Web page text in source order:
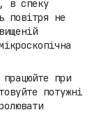
в спеку
повітря не
при
потужні